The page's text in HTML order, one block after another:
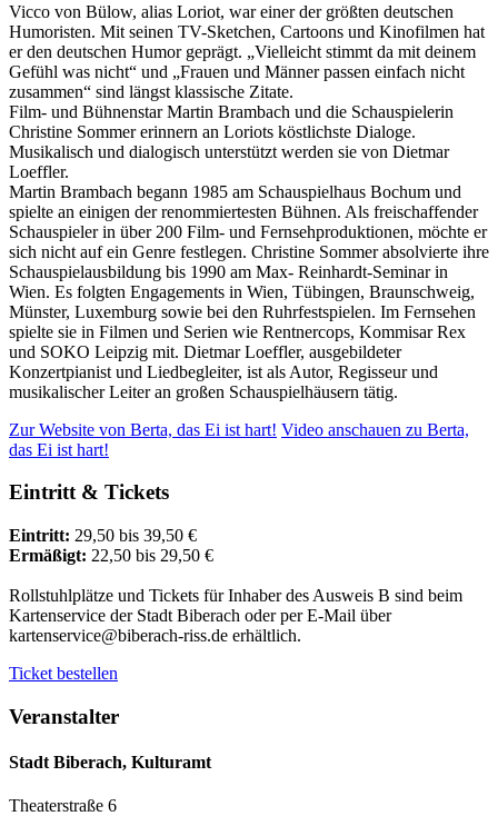
Vicco von Bülow, alias Loriot, war einer der größten deutschen
Humoristen. Mit seinen TV-Sketchen, Cartoons und Kinofilmen hat
er den deutschen Humor geprägt. „Vielleicht stimmt da mit deinem
Gefühl was nicht“ und „Frauen und Männer passen einfach nicht
zusammen“ sind längst klassische Zitate.
Film- und Bühnenstar Martin Brambach und die Schauspielerin
Christine Sommer erinnern an Loriots köstlichste Dialoge.
Musikalisch und dialogisch unterstützt werden sie von Dietmar
Loeffler.
Martin Brambach begann 1985 am Schauspielhaus Bochum und
spielte an einigen der renommiertesten Bühnen. Als freischaffender
Schauspieler in über 200 Film- und Fernsehproduktionen, möchte er
sich nicht auf ein Genre festlegen. Christine Sommer absolvierte ihre
Schauspielausbildung bis 1990 am Max- Reinhardt-Seminar in
Wien. Es folgten Engagements in Wien, Tübingen, Braunschweig,
Münster, Luxemburg sowie bei den Ruhrfestspielen. Im Fernsehen
spielte sie in Filmen und Serien wie Rentnercops, Kommisar Rex
und SOKO Leipzig mit. Dietmar Loeffler, ausgebildeter
Konzertpianist und Liedbegleiter, ist als Autor, Regisseur und
musikalischer Leiter an großen Schauspielhäusern tätig.
Zur Website von Berta, das Ei ist hart! Video anschauen zu Berta,
das Ei ist hart!
Eintritt & Tickets
Eintritt: 29,50 bis 39,50 €
Ermäßigt: 22,50 bis 29,50 €
Rollstuhlplätze und Tickets für Inhaber des Ausweis B sind beim
Kartenservice der Stadt Biberach oder per E-Mail über
kartenservice@biberach-riss.de erhältlich.
Ticket bestellen
Veranstalter
Stadt Biberach, Kulturamt
Theaterstraße 6